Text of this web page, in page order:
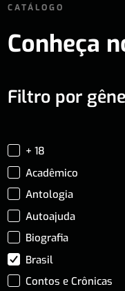
CATÁLOGO
Conheça
Filtro por
+ 18
Acadêmico
Antologia
Autoajuda
Biografia
Brasil
Contos e Crônicas